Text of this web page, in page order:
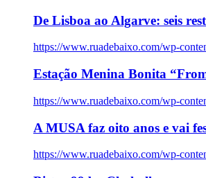
De Lisboa ao Algarve: seis
https://www.ruadebaixo.com/wp-
Estação Menina Bonita
https://www.ruadebaixo.com/wp-
A MUSA faz oito anos e vai
https://www.ruadebaixo.com/wp-